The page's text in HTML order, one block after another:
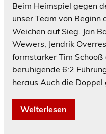
Beim Heimspiel gegen
unser Team von
Weichen auf Sieg. Jan
Wewers, Jendrik
formstarker Tim Schooß
beruhigende 6:2
heraus Auch die
Weiterlesen